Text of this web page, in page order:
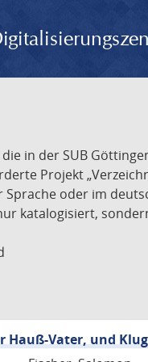
in der SUB
Projekt
Sprache oder im
katalogisiert,
Vater, und